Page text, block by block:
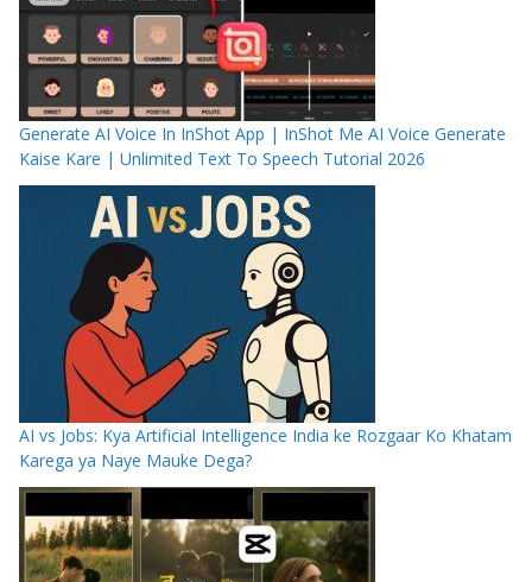
Generate AI Voice In InShot App | InShot Me AI Voice Generate
Kaise Kare | Unlimited Text To Speech Tutorial 2026
AI vs Jobs: Kya Artificial Intelligence India ke Rozgaar Ko Khatam
Karega ya Naye Mauke Dega?